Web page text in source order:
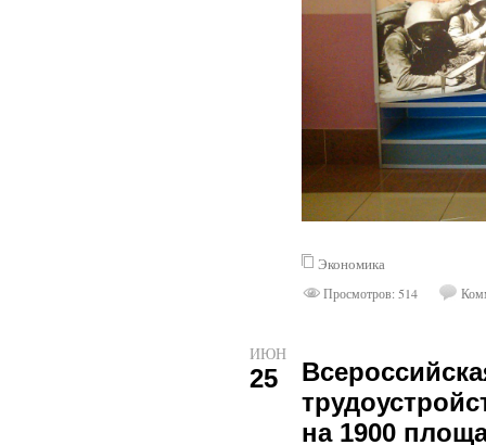
Экономика
Просмотров: 514
ИЮН
25
на 1900